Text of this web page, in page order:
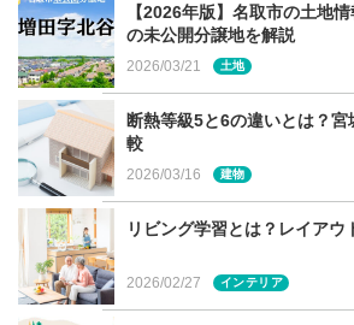
【2026年版】名取市の土地
の未公開分譲地を解説
2026/03/21 土地
断熱等級5と6の違いとは？
較
2026/03/16 建物
リビング学習とは？レイアウ
2026/02/27 インテリア